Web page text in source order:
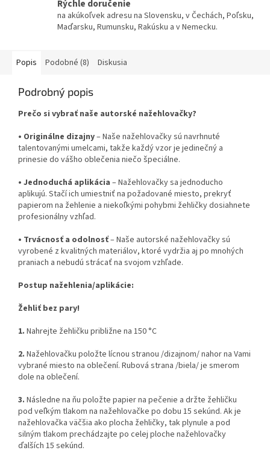
Rýchle doručenie
na akúkoľvek adresu na Slovensku, v Čechách, Poľsku,
Maďarsku, Rumunsku, Rakúsku a v Nemecku.
Popis Podobné (8) Diskusia
Podrobný popis
Prečo si vybrať naše autorské nažehlovačky?
• Originálne dizajny– Naše nažehlovačky sú navrhnuté
talentovanými umelcami, takže každý vzor je jedinečný a
prinesie do vášho oblečenia niečo špeciálne.
• Jednoduchá aplikácia – Nažehlovačky sa jednoducho
aplikujú. Stačí ich umiestniť na požadované miesto, prekryť
papierom na žehlenie a niekoľkými pohybmi žehličky dosiahnete
profesionálny vzhľad.
• Trvácnosť a odolnosť– Naše autorské nažehlovačky sú
vyrobené z kvalitných materiálov, ktoré vydržia aj po mnohých
praniach a nebudú strácať na svojom vzhľade.
Postup nažehlenia/aplikácie:
Žehliť bez pary!
1. Nahrejte žehličku približne na 150 °C
2. Nažehlovačku položte lícnou stranou /dizajnom/ nahor na Vami
vybrané miesto na oblečení. Rubová strana /biela/ je smerom
dole na oblečení.
3. Následne na ňu položte papier na pečenie a držte žehličku
pod veľkým tlakom na nažehlovačke po dobu 15 sekúnd. Ak je
nažehlovačka väčšia ako plocha žehličky, tak plynule a pod
silným tlakom prechádzajte po celej ploche nažehlovačky
ďalších 15 sekúnd.